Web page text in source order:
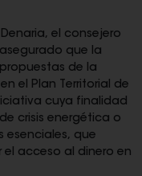
el consejero
que la
de la
el Plan Territorial de
cuya finalidad
crisis energética o
esenciales, que
el acceso al dinero en